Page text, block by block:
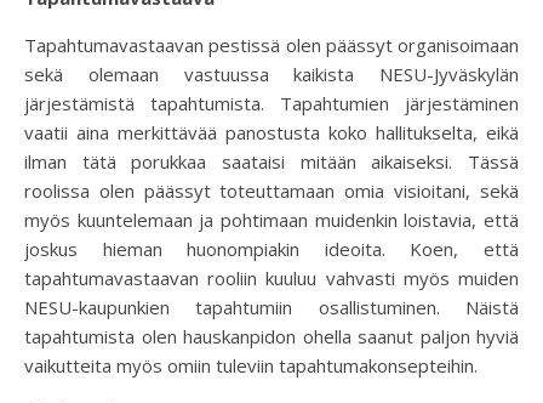
Tapahtumavastaavan pestissä olen päässyt organisoimaan
sekä olemaan vastuussa kaikista NESU-Jyväskylän
järjestämistä tapahtumista. Tapahtumien järjestäminen
vaatii aina merkittävää panostusta koko hallitukselta, eikä
ilman tätä porukkaa saataisi mitään aikaiseksi. Tässä
roolissa olen päässyt toteuttamaan omia visioitani, sekä
myös kuuntelemaan ja pohtimaan muidenkin loistavia, että
joskus hieman huonompiakin ideoita. Koen, että
tapahtumavastaavan rooliin kuuluu vahvasti myös muiden
NESU-kaupunkien tapahtumiin osallistuminen. Näistä
tapahtumista olen hauskanpidon ohella saanut paljon hyviä
vaikutteita myös omiin tuleviin tapahtumakonsepteihin.